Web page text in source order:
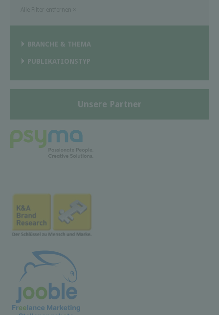
BRANCHE & THEMA
PUBLIKATIONSTYP
Unsere Partner